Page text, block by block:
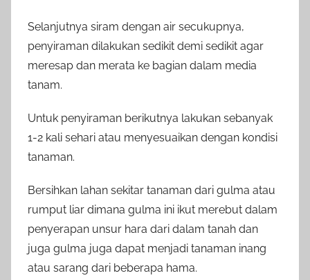
Selanjutnya siram dengan air secukupnya,
penyiraman dilakukan sedikit demi sedikit agar
meresap dan merata ke bagian dalam media
tanam.
Untuk penyiraman berikutnya lakukan sebanyak
1-2 kali sehari atau menyesuaikan dengan kondisi
tanaman.
Bersihkan lahan sekitar tanaman dari gulma atau
rumput liar dimana gulma ini ikut merebut dalam
penyerapan unsur hara dari dalam tanah dan
juga gulma juga dapat menjadi tanaman inang
atau sarang dari beberapa hama.